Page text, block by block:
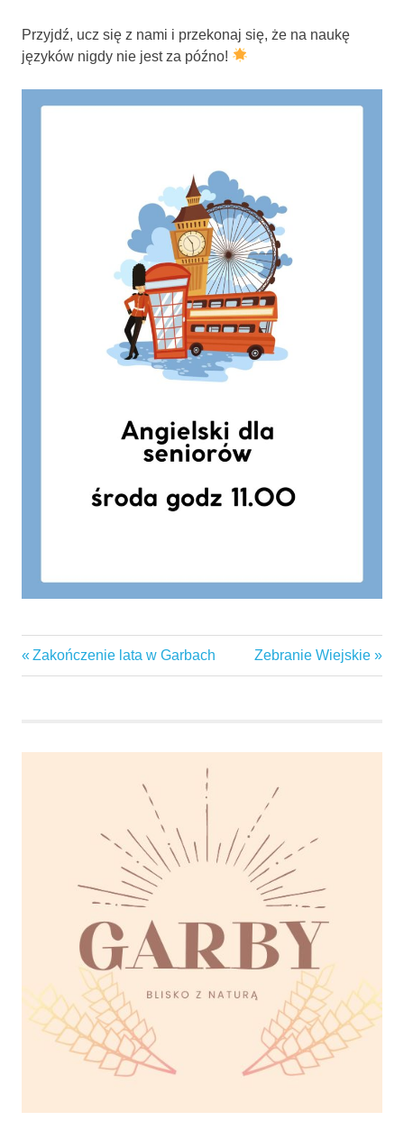
Przyjdź, ucz się z nami i przekonaj się, że na naukę
języków nigdy nie jest za późno!
angielski
garby
sołectwo
warsztaty
Nawigacja
Previous
Post:
Zakończenie lata w Garbach
Next
Post:
Zebranie Wiejskie